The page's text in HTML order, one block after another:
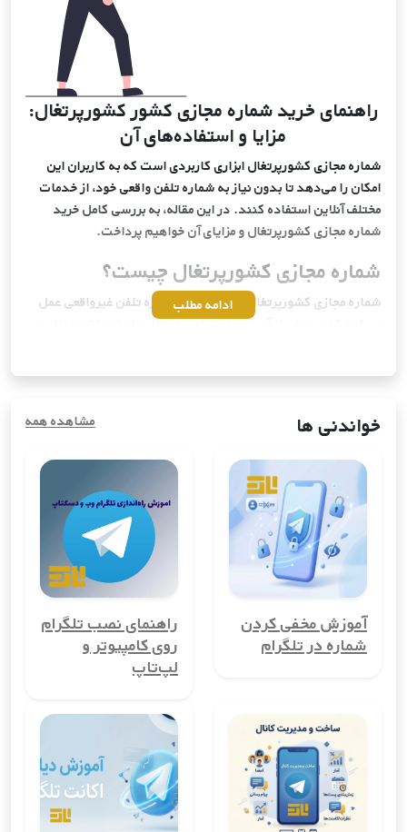
راهنمای خرید شماره مجازی کشور کشورپرتغال:
مزایا و استفاده‌های آن
شماره مجازی کشورپرتغال ابزاری کاربردی است که به کاربران این
امکان را می‌دهد تا بدون نیاز به شماره تلفن واقعی خود، از خدمات
مختلف آنلاین استفاده کنند. در این مقاله، به بررسی کامل خرید
شماره مجازی کشورپرتغال و مزایای آن خواهیم پرداخت.
شماره مجازی کشورپرتغال چیست؟
شماره مجازی کشورپرتغال به عنوان یک شماره تلفن غیرواقعی عمل
می‌کند که می‌توان از آن برای ثبت‌نام و استفاده از خدمات مختلف در
استفاده از شماره مجازی کشورپرتغال در دنیای دیجیتال امروز، مزایای
زیادی به همراه دارد. از حفظ حریم خصوصی گرفته تا کاهش
هزینه‌های ارتباطی، این ابزار می‌تواند به شما در ایجاد تجربه‌ای امن و
مقرون به صرفه کمک کند.
یکی از بزرگ‌ترین مزایای شماره مجازی کشورپرتغال، حفظ حریم
خصوصی کاربران است. با استفاده از این شماره‌ها، می‌توانید شماره
تلفن واقعی خود را مخفی نگه دارید و از افشای آن جلوگیری کنید.
این ویژگی برای کسانی که نمی‌خواهند اطلاعات شخصی‌شان در معرض
شماره مجازی کشورپرتغال به شما این امکان را می‌دهد تا چندین
حساب کاربری در کشورپرتغال ایجاد کنید. این ویژگی برای
کسب‌وکارها، مدیران گروه‌ها یا افرادی که می‌خواهند حساب‌های
ادامه مطلب
خواندنی ها مشاهده همه
آموزش مخفی کردن
شماره در تلگرام
راهنمای نصب تلگرام
روی کامپیوتر و
لپ‌تاپ